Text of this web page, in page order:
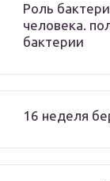
Роль
человека.
бактерии
16 неделя